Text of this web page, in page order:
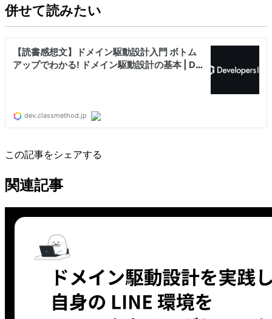
併せて読みたい
この記事をシェアする
関連記事